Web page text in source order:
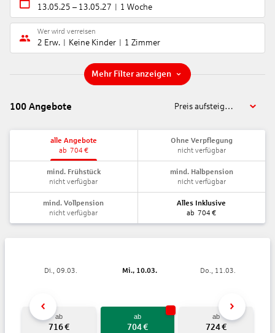
13.05.25 – 13.05.27 1 Woche
Wer wird verreisen
2 Erw. Keine Kinder 1 Zimmer
Mehr Filter anzeigen
100 Angebote Preis aufsteigend
alle Angebote
ab 704 €
Ohne Verpflegung
nicht verfügbar
mind. Frühstück
nicht verfügbar
mind. Halbpension
nicht verfügbar
mind. Vollpension
nicht verfügbar
Alles Inklusive
ab 704 €
Di., 09.03.
ab
716€
Mi., 10.03.
ab
704€
Do., 11.03.
ab
724€